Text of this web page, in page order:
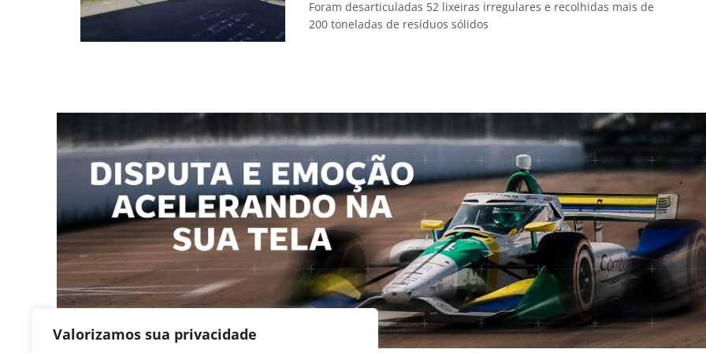
Valorizamos sua privacidade
Foram desarticuladas 52 lixeiras irregulares e recolhidas mais de
200 toneladas de resíduos sólidos